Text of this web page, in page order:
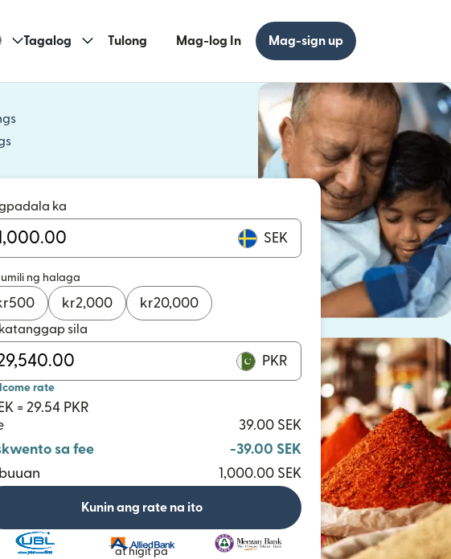
Tagalog Tulong Mag-log In Mag-sign up
(bubukas sa bagong window)
(bubukas sa bagong window)
ka
SEK
ng halaga
500 kr2,000 kr20,000
sila
PKR
rate
= 29.54 PKR
39.00 SEK
sa fee
-39.00 SEK
1,000.00 SEK
Kunin ang rate na ito
at higit pa